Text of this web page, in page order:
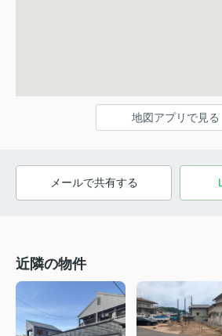
地図アプリで見る
メールで共有する
近隣の物件